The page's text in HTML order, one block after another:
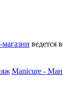
ведется
Manicure -